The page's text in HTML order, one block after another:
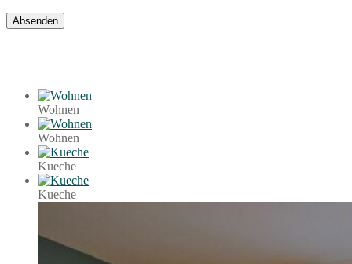
Wohnen
Wohnen
Kueche
Kueche